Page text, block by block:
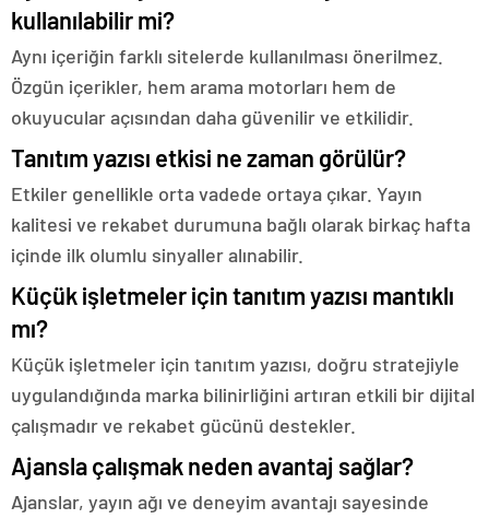
kullanılabilir mi?
Aynı içeriğin farklı sitelerde kullanılması önerilmez.
Özgün içerikler, hem arama motorları hem de
okuyucular açısından daha güvenilir ve etkilidir.
Tanıtım yazısı etkisi ne zaman görülür?
Etkiler genellikle orta vadede ortaya çıkar. Yayın
kalitesi ve rekabet durumuna bağlı olarak birkaç hafta
içinde ilk olumlu sinyaller alınabilir.
Küçük işletmeler için tanıtım yazısı mantıklı
mı?
Küçük işletmeler için tanıtım yazısı, doğru stratejiyle
uygulandığında marka bilinirliğini artıran etkili bir dijital
çalışmadır ve rekabet gücünü destekler.
Ajansla çalışmak neden avantaj sağlar?
Ajanslar, yayın ağı ve deneyim avantajı sayesinde